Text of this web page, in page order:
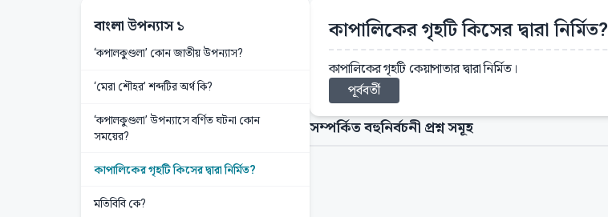
বাংলা উপন্যাস ১
‘কপালকুণ্ডলা’ কোন জাতীয় উপন্যাস?
‘মেরা শৌহর’ শব্দটির অর্থ কি?
‘কপালকুণ্ডলা’ উপন্যাসে বর্ণিত ঘটনা কোন
সময়ের?
কাপালিকের গৃহটি কিসের দ্বারা নির্মিত?
মতিবিবি কে?
কাপালিকের গৃহটি কিসের দ্বারা নির্মিত?
কাপালিকের গৃহটি কেয়াপাতার দ্বারা নির্মিত।
পূর্ববর্তী
সম্পর্কিত বহুনির্বচনী প্রশ্ন সমূহ